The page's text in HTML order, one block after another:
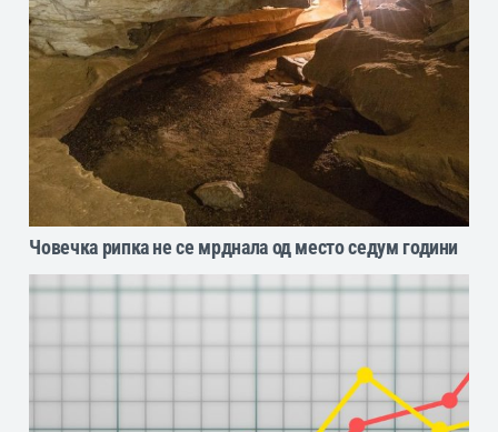
Човечка рипка не се мрднала од место седум години